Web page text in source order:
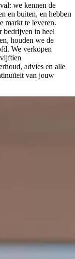
we kennen de
en buiten, en hebben
markt te leveren.
bedrijven in heel
houden we de
We verkopen
advies en alle
van jouw